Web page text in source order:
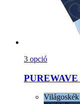
3 opció
PUREWAVE
Világoskék